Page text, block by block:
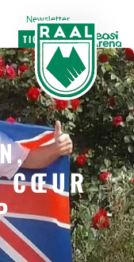
Newsletter
TICKETING
VIP
FAN SHOP
CŒUR